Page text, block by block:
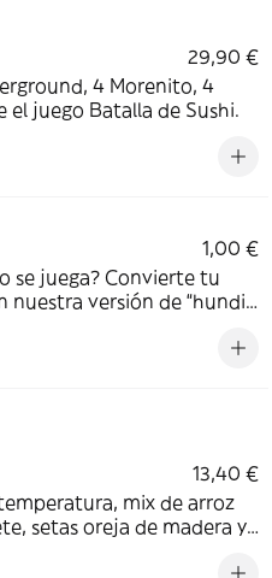
29,90 €
4 Morenito, 4
el juego Batalla de Sushi.
1,00 €
se juega? Convierte tu
nuestra versión de “hundir
con tu pareja o con tus
13,40 €
mix de arroz
setas oreja de madera y